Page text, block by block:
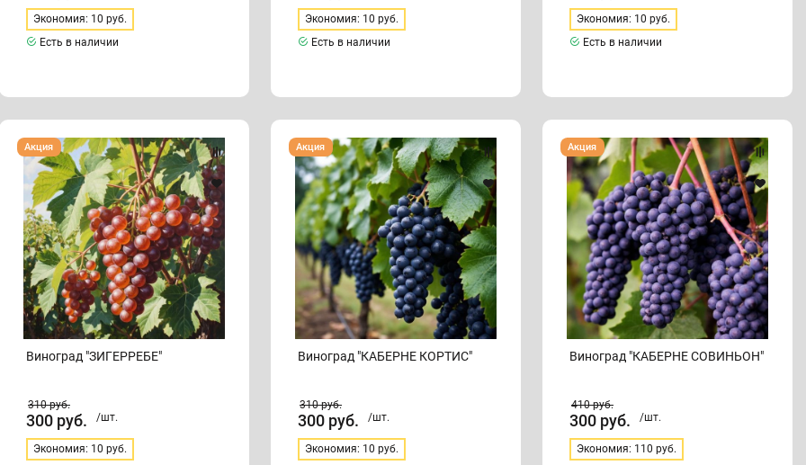
Экономия: 10 руб.
Есть в наличии
Экономия: 10 руб.
Есть в наличии
Экономия: 10 руб.
Есть в наличии
Виноград
"ЗИГЕРРЕБЕ"
Виноград "ЗИГЕРРЕБЕ"
Акция
310руб.
300 руб. /шт.
Экономия: 10 руб.
Виноград
"КАБЕРНЕ
КОРТИС"
Виноград "КАБЕРНЕ КОРТИС"
Акция
310руб.
300 руб. /шт.
Экономия: 10 руб.
Виноград
"КАБЕРНЕ
СОВИНЬОН"
Виноград "КАБЕРНЕ СОВИНЬОН"
Акция
410руб.
300 руб. /шт.
Экономия: 110 руб.